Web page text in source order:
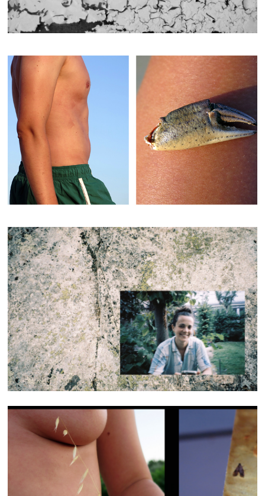
FLASH/BACK
.。.:・°☆.。.:・° *:・゜・
SUMMER FRAMES